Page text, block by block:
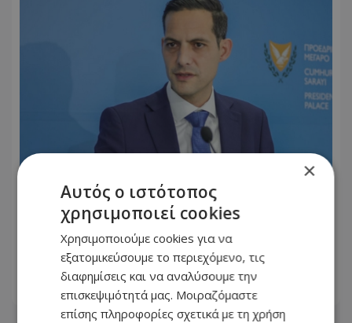
«Μπορούν να συντονίσουν και την
ώρα έκδοσης των ανακοινώσεών
τους» - Καυστική απάντηση
Λετυμπιώτη σε ΔΗΣΥ και ΑΚΕΛ
09.08.2026 - 13:14
×
Αυτός ο ιστότοπος
χρησιμοποιεί cookies
Χρησιμοποιούμε cookies για να
εξατομικεύσουμε το περιεχόμενο, τις
διαφημίσεις και να αναλύσουμε την
επισκεψιμότητά μας. Μοιραζόμαστε
επίσης πληροφορίες σχετικά με τη χρήση